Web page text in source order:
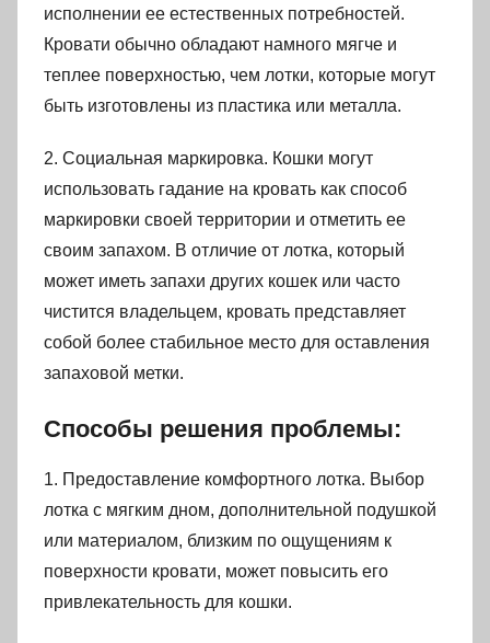
исполнении ее естественных потребностей.
Кровати обычно обладают намного мягче и
теплее поверхностью, чем лотки, которые могут
быть изготовлены из пластика или металла.
2. Социальная маркировка. Кошки могут
использовать гадание на кровать как способ
маркировки своей территории и отметить ее
своим запахом. В отличие от лотка, который
может иметь запахи других кошек или часто
чистится владельцем, кровать представляет
собой более стабильное место для оставления
запаховой метки.
Способы решения проблемы:
1. Предоставление комфортного лотка. Выбор
лотка с мягким дном, дополнительной подушкой
или материалом, близким по ощущениям к
поверхности кровати, может повысить его
привлекательность для кошки.